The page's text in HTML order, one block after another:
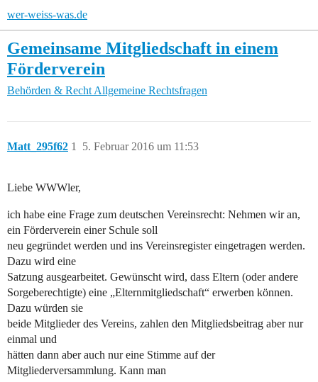
wer-weiss-was.de
Gemeinsame Mitgliedschaft in einem
Förderverein
Behörden & Recht Allgemeine Rechtsfragen
Matt_295f62 5. Februar 2016 um 11:53
1
Liebe WWWler,
ich habe eine Frage zum deutschen Vereinsrecht: Nehmen wir an,
ein Förderverein einer Schule soll
neu gegründet werden und ins Vereinsregister eingetragen werden.
Dazu wird eine
Satzung ausgearbeitet. Gewünscht wird, dass Eltern (oder andere
Sorgeberechtigte) eine „Elternmitgliedschaft“ erwerben können.
Dazu würden sie
beide Mitglieder des Vereins, zahlen den Mitgliedsbeitrag aber nur
einmal und
hätten dann aber auch nur eine Stimme auf der
Mitgliederversammlung. Kann man